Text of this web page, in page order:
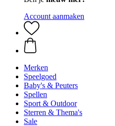
Account aanmaken
Merken
Speelgoed
Baby's & Peuters
Spellen
Sport & Outdoor
Sterren & Thema's
Sale